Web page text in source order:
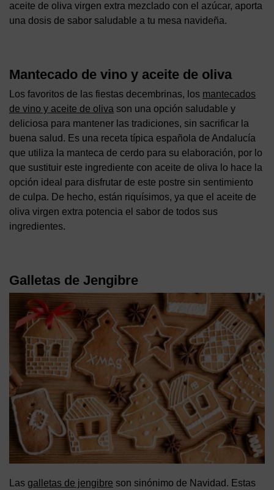
aceite de oliva virgen extra mezclado con el azúcar, aporta
una dosis de sabor saludable a tu mesa navideña.
Mantecado de vino y aceite de oliva
Los favoritos de las fiestas decembrinas, los mantecados
de vino y aceite de oliva son una opción saludable y
deliciosa para mantener las tradiciones, sin sacrificar la
buena salud. Es una receta típica española de Andalucía
que utiliza la manteca de cerdo para su elaboración, por lo
que sustituir este ingrediente con aceite de oliva lo hace la
opción ideal para disfrutar de este postre sin sentimiento
de culpa. De hecho, están riquísimos, ya que el aceite de
oliva virgen extra potencia el sabor de todos sus
ingredientes.
Galletas de Jengibre
Las galletas de jengibre son sinónimo de Navidad. Estas